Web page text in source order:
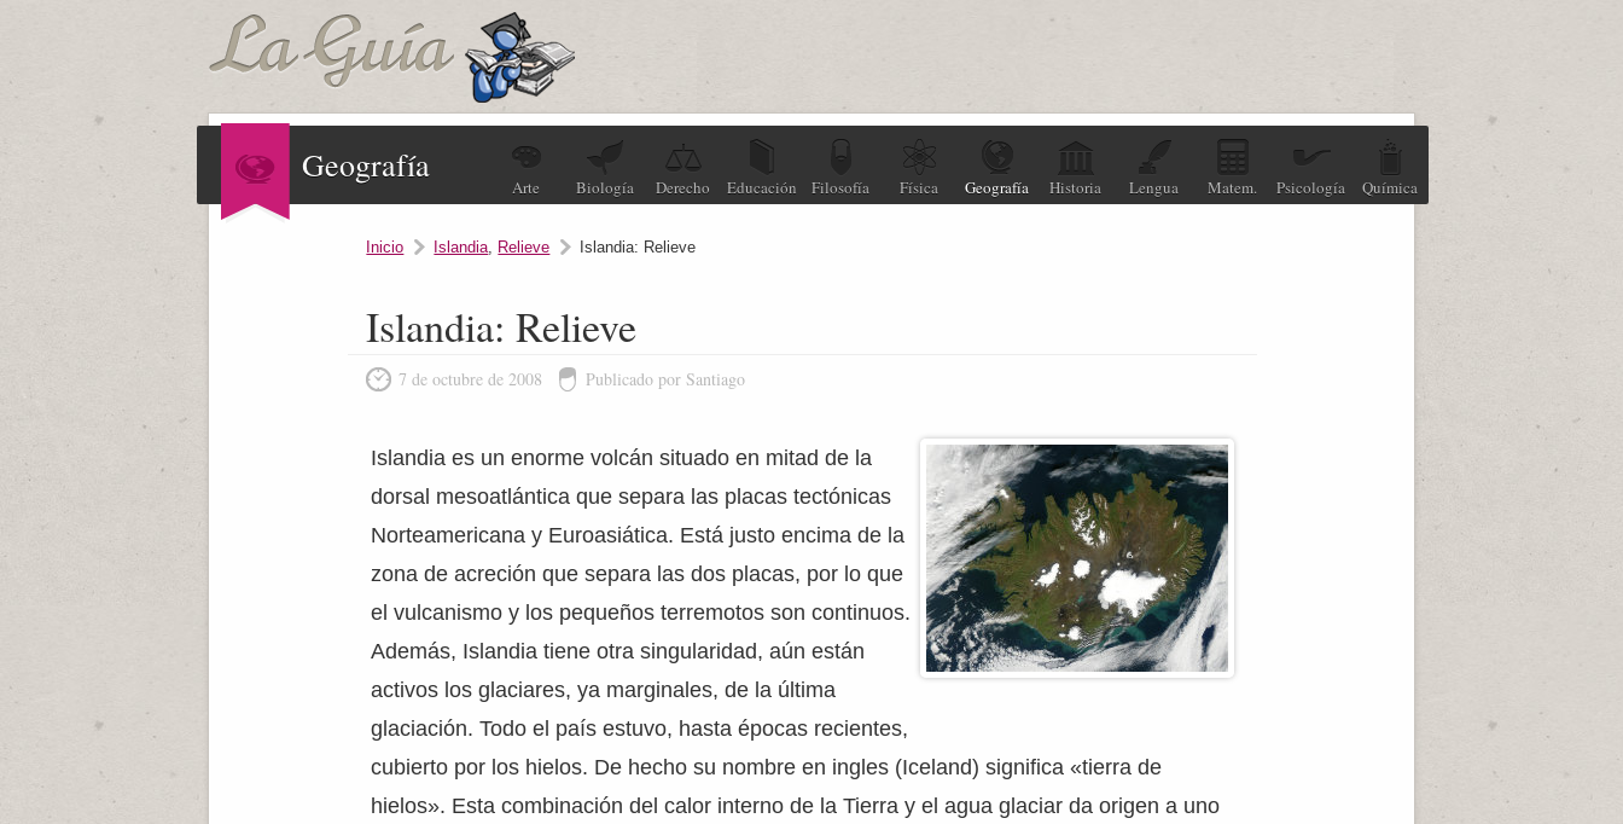
Geografía
Arte Biología Derecho Educación Filosofía Física Geografía Historia Lengua Matem. Psicología Química
Inicio Islandia, Relieve Islandia: Relieve
Islandia: Relieve
7 de octubre de 2008 Publicado por Santiago
Islandia es un enorme volcán situado en mitad de la
dorsal mesoatlántica que separa las placas tectónicas
Norteamericana y Euroasiática. Está justo encima de la
zona de acreción que separa las dos placas, por lo que
el vulcanismo y los pequeños terremotos son continuos.
Además, Islandia tiene otra singularidad, aún están
activos los glaciares, ya marginales, de la última
glaciación. Todo el país estuvo, hasta épocas recientes,
cubierto por los hielos. De hecho su nombre en ingles (Iceland) significa «tierra de
hielos». Esta combinación del calor interno de la Tierra y el agua glaciar da origen a uno